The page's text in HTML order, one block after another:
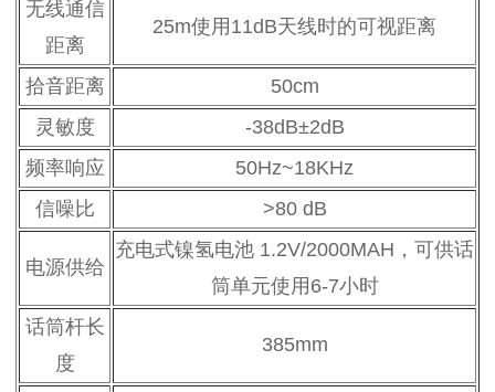
无线通信
距离
25m使用11dB天线时的可视距离
拾音距离
50cm
灵敏度
-38dB±2dB
频率响应
50Hz~18KHz
信噪比
>80 dB
电源供给
充电式镍氢电池 1.2V/2000MAH，可供话
筒单元使用6-7小时
话筒杆长
度
385mm